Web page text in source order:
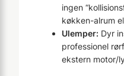
ingen
køkken-alrum
Ulemper: Dyr
professionel
ekstern motor/